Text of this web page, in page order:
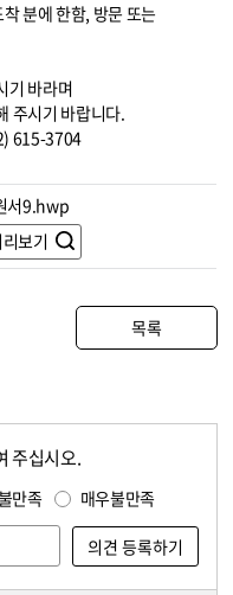
분에 한함, 방문 또는
기 바라며
주시기 바랍니다.
615-3704
서9.hwp
보기
목록
주십시오.
만족 매우불만족